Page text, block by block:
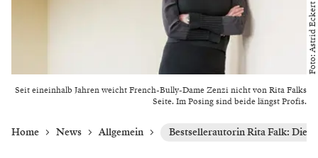
Seit eineinhalb Jahren weicht French-Bully-Dame Zenzi nicht von Rita Falks
Seite. Im Posing sind beide längst Profis.
Foto: Astrid Eckert
Home News Allgemein Bestsellerautorin Rita Falk: Die